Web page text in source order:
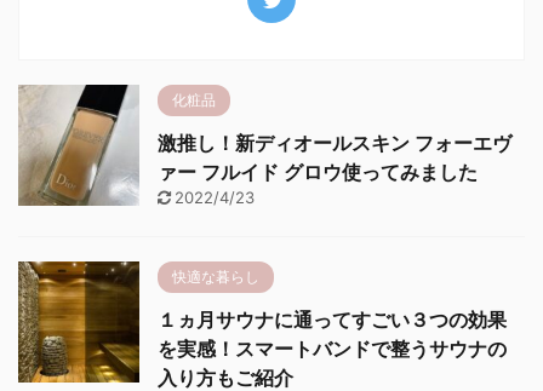
化粧品
激推し！新ディオールスキン フォーエヴ
ァー フルイド グロウ使ってみました
2022/4/23
快適な暮らし
１ヵ月サウナに通ってすごい３つの効果
を実感！スマートバンドで整うサウナの
入り方もご紹介